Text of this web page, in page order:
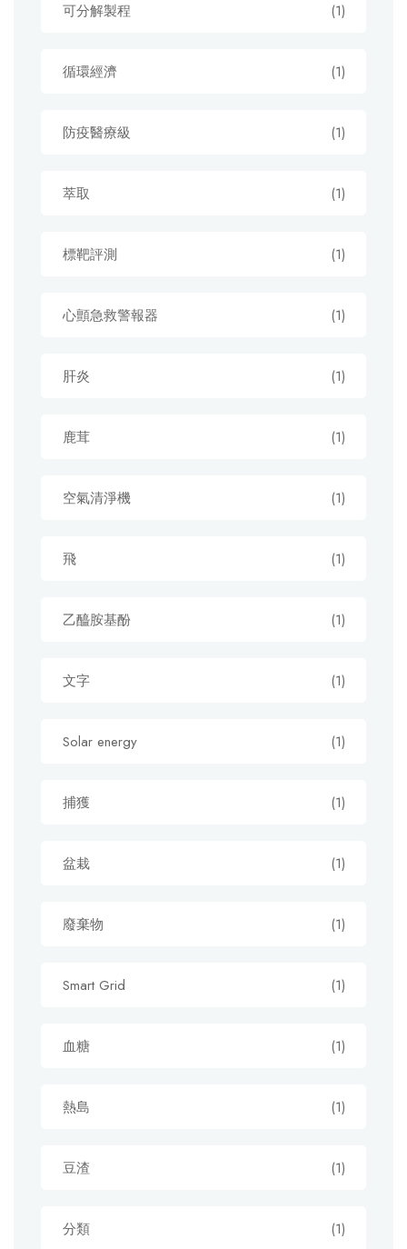
可分解製程 (1)
循環經濟 (1)
防疫醫療級 (1)
萃取 (1)
標靶評測 (1)
心顫急救警報器 (1)
肝炎 (1)
鹿茸 (1)
空氣清淨機 (1)
飛 (1)
乙醯胺基酚 (1)
文字 (1)
Solar energy (1)
捕獲 (1)
盆栽 (1)
廢棄物 (1)
Smart Grid (1)
血糖 (1)
熱島 (1)
豆渣 (1)
分類 (1)